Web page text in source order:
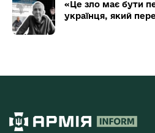
«Це зло має бути
українця, який